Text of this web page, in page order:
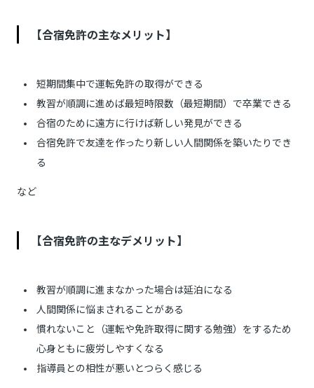
【合宿免許の主なメリット】
短期間集中で運転免許の取得ができる
教習が順調に進めば最短時限数（最短期間）で卒業できる
合宿のために遠方に行けば新しい発見ができる
合宿免許で友達を作ったり新しい人間関係を築いたりでき
る
など
【合宿免許の主なデメリット】
教習が順調に進まなかった場合は延泊になる
人間関係に悩まされることがある
慣れないこと（運転や免許取得に関する勉強）をするため
心身ともに疲労しやすくなる
指導員との相性が悪いとつらく感じる